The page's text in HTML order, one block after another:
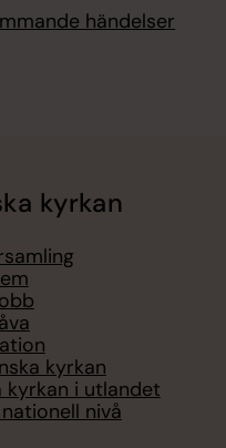
händelser
kyrkan
kyrkan
kyrkan i utlandet
nivå